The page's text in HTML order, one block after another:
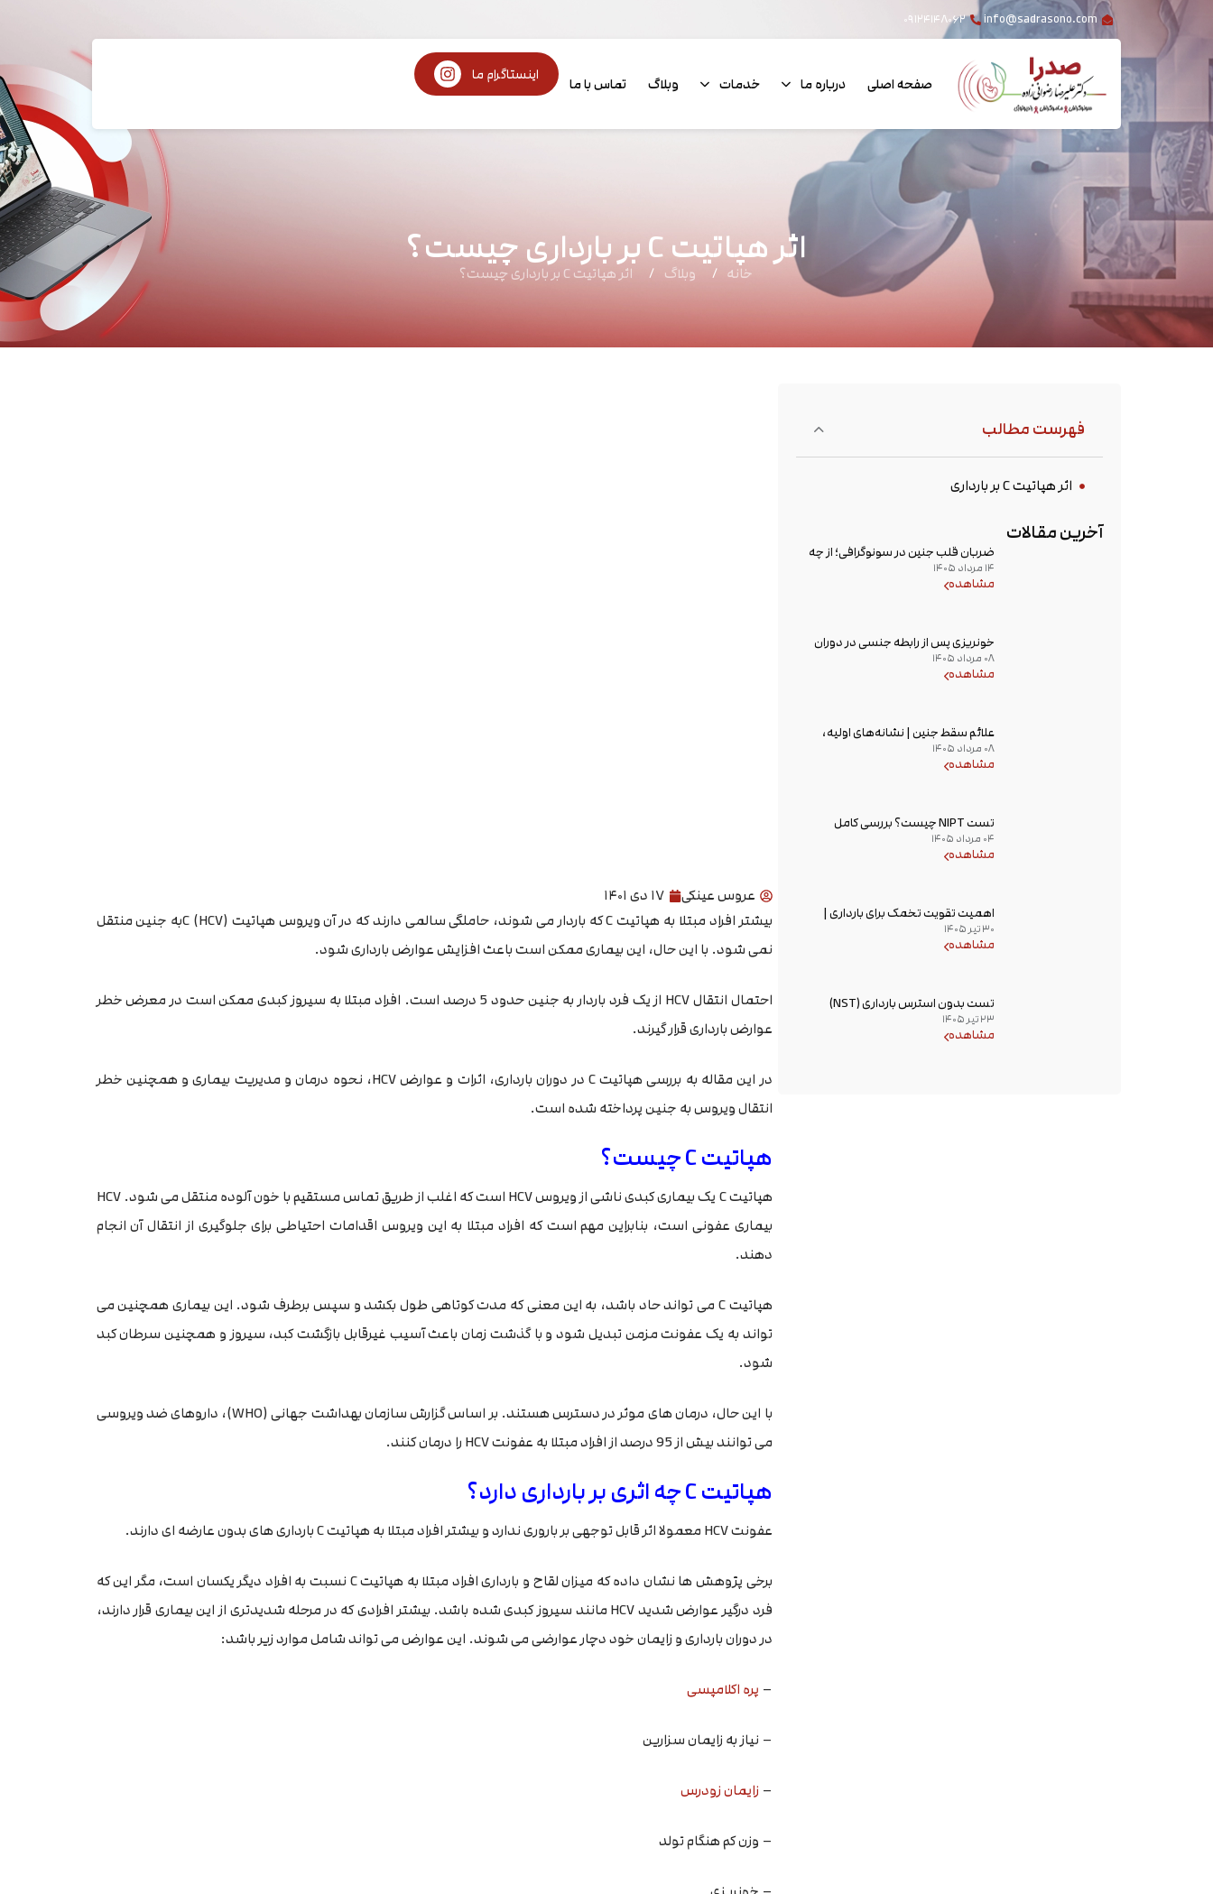
info@sadrasono.com ۰۹۱۲۴۱۴۸۰۶۲
صفحه اصلی درباره ما خدمات وبلاگ تماس با ما
اینستاگرام ما
اثر هپاتیت C بر بارداری چیست؟
خانه وبلاگ اثر هپاتیت C بر بارداری چیست؟
فهرست مطالب
اثر هپاتیت C بر بارداری
آخرین مقالات
ضربان قلب جنین در سونوگرافی؛ از چه
هفته‌ای دیده می‌شود؟
۱۴ مرداد ۱۴۰۵
مشاهده
خونریزی پس از رابطه جنسی در دوران
بارداری؛ علت و زمان مراجعه به پزشک
۰۸ مرداد ۱۴۰۵
مشاهده
علائم سقط جنین | نشانه‌های اولیه،
علت خونریزی، عوامل خطر و زمان
مراجعه به پزشک
۰۸ مرداد ۱۴۰۵
مشاهده
تست NIPT چیست؟ بررسی کامل
غربالگری غیر تهاجمی پیش از تولد،
زمان انجام و تفسیر جواب
۰۴ مرداد ۱۴۰۵
مشاهده
اهمیت تقویت تخمک برای بارداری |
راهکارهای افزایش کیفیت تخمک و
شانس باروری
۳۰ تیر ۱۴۰۵
مشاهده
تست بدون استرس بارداری (NST)
چیست؟ زمان انجام و تفسیر نتیجه
۲۳ تیر ۱۴۰۵
مشاهده
عروس عینکی
۱۷ دی ۱۴۰۱
بیشتر افراد مبتلا به هپاتیت C که باردار می شوند، حاملگی سالمی دارند که در آن ویروس هپاتیت C (HCV)به جنین منتقل
نمی شود. با این حال، این بیماری ممکن است باعث افزایش عوارض بارداری شود.
احتمال انتقال HCV از یک فرد باردار به جنین حدود 5 درصد است. افراد مبتلا به سیروز کبدی ممکن است در معرض خطر
عوارض بارداری قرار گیرند.
در این مقاله به بررسی هپاتیت C در دوران بارداری، اثرات و عوارض HCV، نحوه درمان و مدیریت بیماری و همچنین خطر
انتقال ویروس به جنین پرداخته شده است.
هپاتیت C چیست؟
هپاتیت C یک بیماری کبدی ناشی از ویروس HCV است که اغلب از طریق تماس مستقیم با خون آلوده منتقل می شود. HCV
بیماری عفونی است، بنابراین مهم است که افراد مبتلا به این ویروس اقدامات احتیاطی برای جلوگیری از انتقال آن انجام
دهند.
هپاتیت C می تواند حاد باشد، به این معنی که مدت کوتاهی طول بکشد و سپس برطرف شود. این بیماری همچنین می
تواند به یک عفونت مزمن تبدیل شود و با گذشت زمان باعث آسیب غیرقابل بازگشت کبد، سیروز و همچنین سرطان کبد
شود.
با این حال، درمان های موثر در دسترس هستند. بر اساس گزارش سازمان بهداشت جهانی (WHO)، داروهای ضد ویروسی
می‌ توانند بیش از 95 درصد از افراد مبتلا به عفونت HCV را درمان کنند.
هپاتیت C چه اثری بر بارداری دارد؟
عفونت HCV معمولا اثر قابل توجهی بر باروری ندارد و بیشتر افراد مبتلا به هپاتیت C بارداری های بدون عارضه ای دارند.
برخی پژوهش ها نشان داده که میزان لقاح و بارداری افراد مبتلا به هپاتیت C نسبت به افراد دیگر یکسان است، مگر این که
فرد درگیر عوارض شدید HCV مانند سیروز کبدی شده باشد. بیشتر افرادی که در مرحله شدیدتری از این بیماری قرار دارند،
در دوران بارداری و زایمان خود دچار عوارضی می شوند. این عوارض می تواند شامل موارد زیر باشد:
– پره اکلامپسی
– نیاز به زایمان سزارین
– زایمان زودرس
– وزن کم هنگام تولد